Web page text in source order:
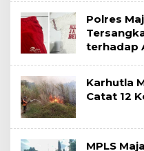
Polres
terhadap
Karhutla
Catat 12
MPLS